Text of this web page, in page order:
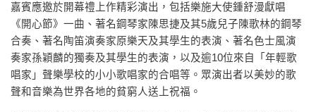
嘉賓應邀於開幕禮上作精彩演出，包括樂施大使鍾舒漫獻唱
《開心節》一曲、著名鋼琴家陳思捷及其5歲兒子陳歌林的鋼琴
合奏、著名陶笛演奏家原樂天及其學生的表演、著名色士風演
奏家孫穎麟的獨奏及其學生的表演，以及逾10位來自「年輕歌
唱家」聲樂學校的小小歌唱家的合唱等。眾演出者以美妙的歌
聲和音樂為世界各地的貧窮人送上祝福。